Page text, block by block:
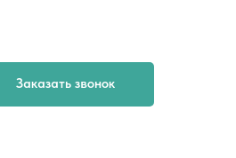
Заказать звонок